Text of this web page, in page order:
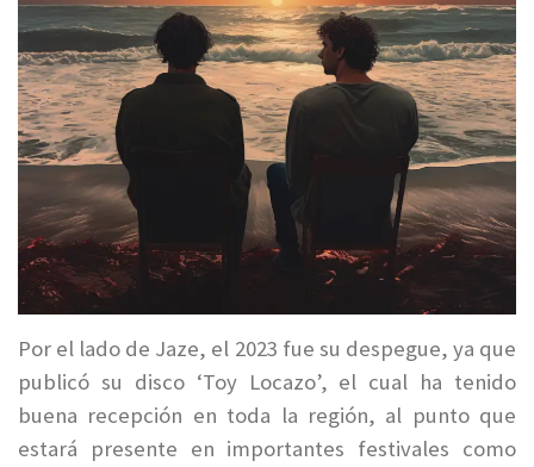
Por el lado de Jaze, el 2023 fue su despegue, ya que
publicó su disco ‘Toy Locazo’, el cual ha tenido
buena recepción en toda la región, al punto que
estará presente en importantes festivales como